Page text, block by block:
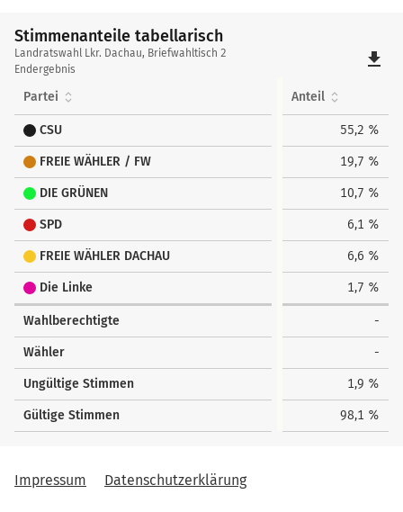
Stimmenanteile tabellarisch
Stimmenanteile
tabellarisch
Landratswahl Lkr. Dachau, Briefwahltisch 2
Endergebnis
file_download
Partei Anteil
CSU 55,2 %
FREIE WÄHLER / FW 19,7 %
DIE GRÜNEN 10,7 %
SPD 6,1 %
FREIE WÄHLER DACHAU 6,6 %
Die Linke 1,7 %
Wahlberechtigte -
Wähler -
Ungültige Stimmen 1,9 %
Gültige Stimmen 98,1 %
Impressum Datenschutzerklärung